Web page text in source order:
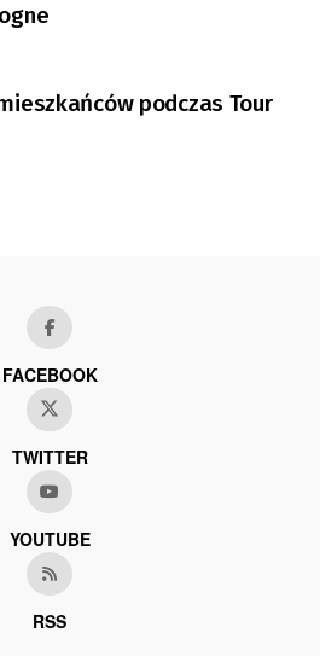
podczas Tour
FACEBOOK
TWITTER
YOUTUBE
RSS